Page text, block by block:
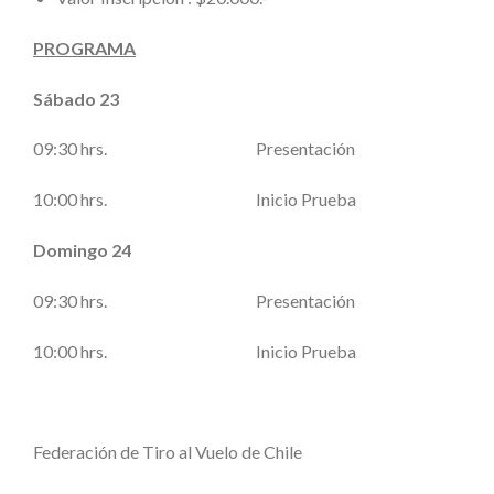
PROGRAMA
Sábado 23
09:30 hrs. Presentación
10:00 hrs. Inicio Prueba
Domingo 24
09:30 hrs. Presentación
10:00 hrs. Inicio Prueba
Federación de Tiro al Vuelo de Chile